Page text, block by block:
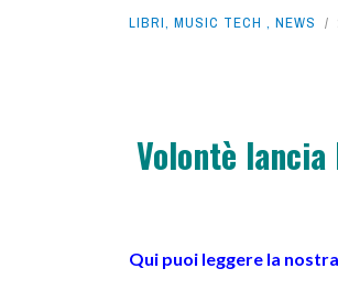
LIBRI
GALLERIES
LIBRI, MUSIC TECH , NEWS
Volontè
Qui puoi leggere la